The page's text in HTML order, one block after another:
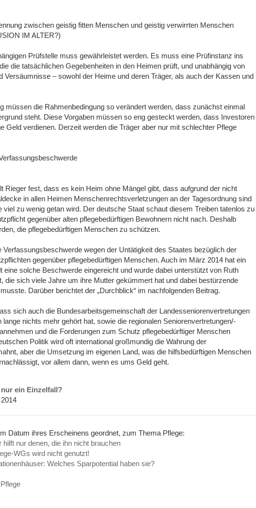
zwischen geistig fitten Menschen und geistig verwirrten Menschen
IM ALTER?)
Prüfstelle muss gewährleistet werden. Es muss eine Prüfinstanz ins
die tatsächlichen Gegebenheiten in den Heimen prüft, und unabhängig von
Versäumnisse – sowohl der Heime und deren Träger, als auch der Kassen und
müssen die Rahmenbedingung so verändert werden, dass zunächst einmal
steht. Diese Vorgaben müssen so eng gesteckt werden, dass Investoren
Geld verdienen. Derzeit werden die Träger aber nur mit schlechter Pflege
Rieger fest, dass es kein Heim ohne Mängel gibt, dass aufgrund der nicht
in allen Heimen Menschenrechtsverletzungen an der Tagesordnung sind
viel zu wenig getan wird. Der deutsche Staat schaut diesem Treiben tatenlos zu
gegenüber alten pflegebedürftigen Bewohnern nicht nach. Deshalb
die pflegebedürftigen Menschen zu schützen.
Verfassungsbeschwerde wegen der Untätigkeit des Staates bezüglich der
gegenüber pflegebedürftigen Menschen. Auch im März 2014 hat ein
eine solche Beschwerde eingereicht und wurde dabei unterstützt von Ruth
die sich viele Jahre um ihre Mutter gekümmert hat und dabei bestürzende
Darüber berichtet der „Durchblick“ im nachfolgenden Beitrag.
sich auch die Bundesarbeitsgemeinschaft der Landesseniorenvertretungen
nichts mehr gehört hat, sowie die regionalen Seniorenvertretungen/-
und die Forderungen zum Schutz pflegebedürftiger Menschen
Politik wird oft international großmundig die Wahrung der
aber die Umsetzung im eigenen Land, was die hilfsbedürftigen Menschen
vor allem dann, wenn es ums Geld geht.
ein Einzelfall?
Datum ihres Erscheinens geordnet, zum Thema Pflege:
hilft nur denen, die ihn nicht brauchen
WGs wird nicht genutzt!
Welches Sparpotential haben sie?